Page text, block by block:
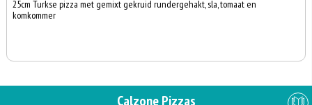
25cm Turkse pizza met gemixt gekruid rundergehakt, sla, tomaat en
komkommer
Calzone Pizzas